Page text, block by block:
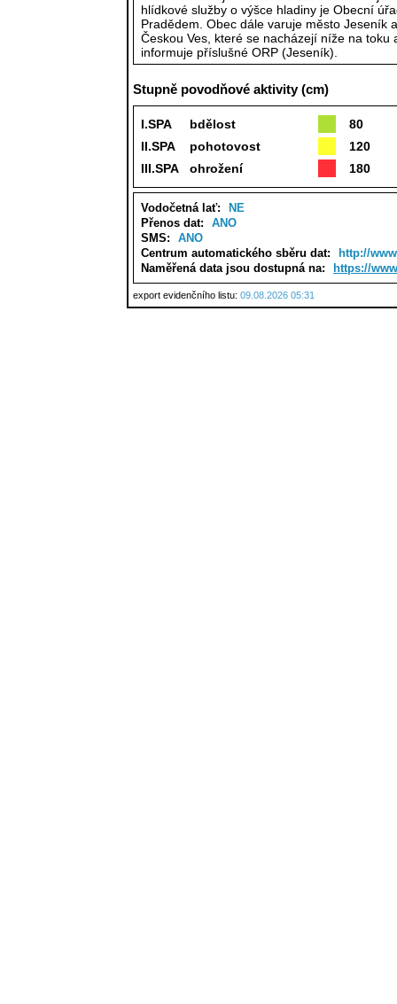
hlídkové služby o výšce hladiny je Obecní
Pradědem. Obec dále varuje město Jeseník
Českou Ves, které se nacházejí níže na toku
informuje příslušné ORP (Jeseník).
Stupně povodňové aktivity (cm)
I.SPA bdělost
80
II.SPA
pohotovost
120
III.SPA
ohrožení 180
Vodočetná lať:
NE
Přenos dat:
ANO
SMS:
ANO
Centrum automatického sběru dat:
http://
Naměřená data jsou dostupná na:
https://
export evidenčního listu: 09.08.2026 05:31